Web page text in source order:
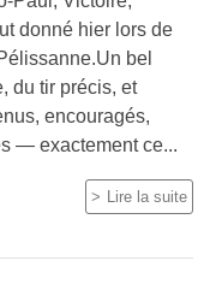
donné hier lors de
bel
du tir précis, et
encouragés,
— exactement ce...
Lire la suite